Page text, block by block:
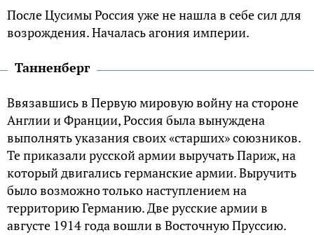
После Цусимы Россия уже не нашла в себе сил для
возрождения. Началась агония империи.
Танненберг
Ввязавшись в Первую мировую войну на стороне
Англии и Франции, Россия была вынуждена
выполнять указания своих «старших» союзников.
Те приказали русской армии выручать Париж, на
который двигались германские армии. Выручить
было возможно только наступлением на
территорию Германию. Две русские армии в
августе 1914 года вошли в Восточную Пруссию.